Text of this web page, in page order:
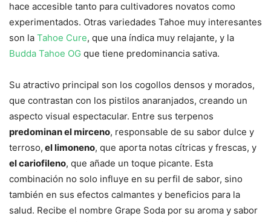
hace accesible tanto para cultivadores novatos como
experimentados. Otras variedades Tahoe muy interesantes
son la Tahoe Cure, que una índica muy relajante, y la
Budda Tahoe OG que tiene predominancia sativa.
Su atractivo principal son los cogollos densos y morados,
que contrastan con los pistilos anaranjados, creando un
aspecto visual espectacular. Entre sus terpenos
predominan el mirceno, responsable de su sabor dulce y
terroso, el limoneno, que aporta notas cítricas y frescas, y
el cariofileno, que añade un toque picante. Esta
combinación no solo influye en su perfil de sabor, sino
también en sus efectos calmantes y beneficios para la
salud. Recibe el nombre Grape Soda por su aroma y sabor